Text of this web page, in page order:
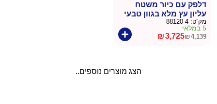
דלפק עם כיור משטח
עליון עץ מלא בגוון טבעי
124 סמ – דניאל
מק”ט: 88120-4
5 במלאי
₪4,139
המחיר
₪3,725
המחיר
הצג מוצרים נוספים..